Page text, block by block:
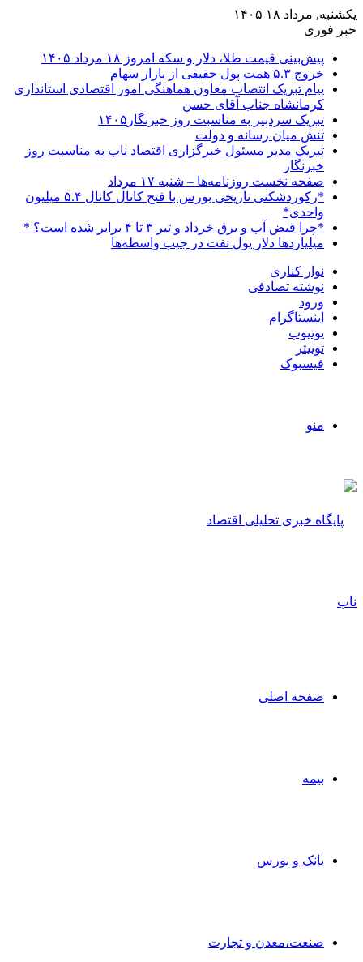
یکشنبه, مرداد ۱۸ ۱۴۰۵
خبر فوری
پیش‌بینی قیمت طلا، دلار و سکه امروز ۱۸ مرداد ۱۴۰۵
خروج ۵.۳ همت پول حقیقی از بازار سهام
پیام تبریک انتصاب معاون هماهنگی امور اقتصادی استانداری
کرمانشاه جناب آقای حسن
تبریک سردبیر به مناسبت روز خبرنگار۱۴۰۵
تنش میان رسانه و دولت
تبریک مدیر مسئول خبرگزاری اقتصاد ناب به مناسبت روز
خبرنگار
صفحه نخست روزنامه‌ها – شنبه ۱۷ مرداد
*رکوردشکنی تاریخی بورس با فتح کانال کانال ۵.۴ میلیون
واحدی*
*چرا قبض آب و برق خرداد و تیر ۳ تا ۴ برابر شده است؟ *
میلیاردها دلار پول نفت در جیب واسطه‌ها
نوار کناری
نوشته تصادفی
ورود
اینستاگرام
یوتیوب
توییتر
فیسبوک
منو
صفحه اصلی
بیمه
بانک و بورس
صنعت،معدن و تجارت